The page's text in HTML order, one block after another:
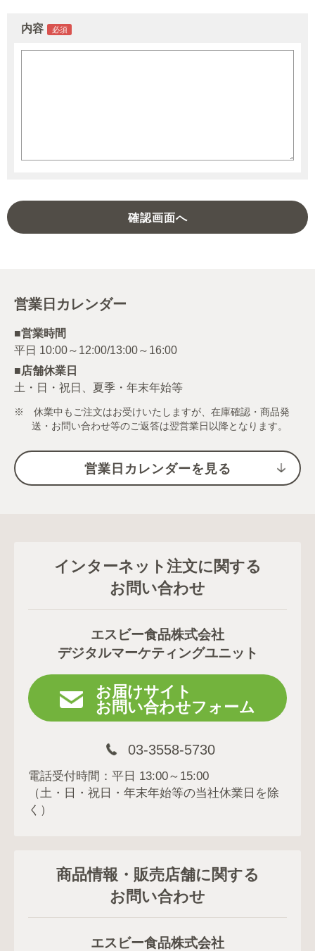
内容
営業日カレンダー
■営業時間
■店舗休業日
土・日・祝日、夏季・年末年始等
※ 休業中もご注文はお受けいたしますが、在庫確認・商品発
送・お問い合わせ等のご返答は翌営業日以降となります。
営業日カレンダーを見る
インターネット注文に関する
お問い合わせ
エスビー食品株式会社
デジタルマーケティングユニット
お届けサイト
お問い合わせフォーム
03-3558-5730
電話受付時間：平日 13:00～15:00
（土・日・祝日・年末年始等の当社休業日を除
く）
商品情報・販売店舗に関する
お問い合わせ
エスビー食品株式会社